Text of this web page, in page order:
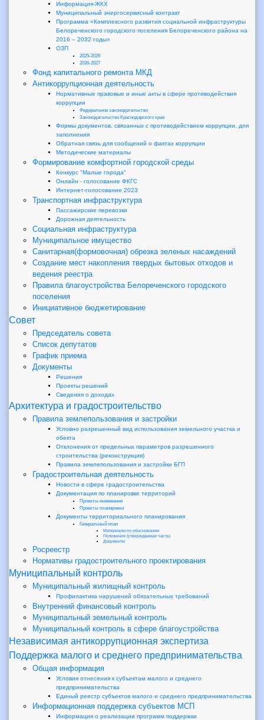
Информация-ЖКХ
Муниципальный энергосервисный контракт
Программа «Комплексного развития социальной инфраструктуры
Белореченского городского поселения Белореченского района на
2016 – 2032 годы»
ОЗП
2025-2026
2026-2027
Фонд капитального ремонта МКД
Антикоррупционная деятельность
Нормативные правовые и иные акты в сфере противодействия
коррупции
Федеральное законодательство
Законодательство Краснодарского края
Формы документов, связанных с противодействием коррупции, для
заполнения
Обратная связь для сообщений о фактах коррупции
Методические материалы
Формирование комфортной городской среды
Конкурс "Малые города"
Онлайн - голосование ФКГС
Интернет-голосование 2023
Транспортная инфраструктура
Пассажирские перевозки
Дорожная деятельность
Социальная инфраструктура
Муниципальное имущество
Санитарная(формовочная) обрезка зеленых насаждений
Создание мест накопления твердых бытовых отходов и
ведения реестра
Правила благоустройства Белореченского городского
поселения
Инициативное бюджетирование
Совет
Председатель совета
Список депутатов
График приема
Документы
Решения
Проекты решений
Сведения о доходах
Архитектура и градостроительство
Правила землепользования и застройки
Условно разрешенный вид использования земельного участка и
обекта
Отклонения от предельных параметров разрешенного
строительства (реконструкция)
Правила землепользования и застройки БГП
Градостроительная деятельность
Новости в сфере градостроительства
Документация по планировке территорий
Проекты межевания
Проекты планировки
Документы территориального планирования
Генеральный план
Материалы по обоснованию
Положения (утверждаемая часть)
Документы
Росреестр
Нормативы градостроительного проектирования
Муниципальный контроль
Муниципальный жилищный контроль
Профилактика нарушений обязательных требований
Внутренний финансовый контроль
Муниципальный земельный контроль
Муниципальный контроль в сфере благоустройства
Независимая антикоррупционная экспертиза
Поддержка малого и среднего предпринимательства
Общая информация
Условия отнесения к субъектам малого и среднего
предпринимательства
Единый реестр субъектов малого и среднего предпринимательства
Информационная поддержка субъектов МСП
Информация о реализации программ поддержки